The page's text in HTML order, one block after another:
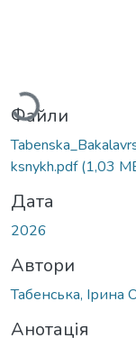
Вантажиться...
Файли
ksnykh.pdf(1,03
Дата
2026
Автори
Табенська, Ірина
Анотація